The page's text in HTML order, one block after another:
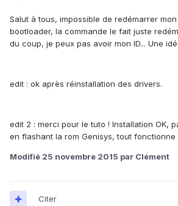
Salut à tous, impossible de redémarrer
bootloader, la commande le fait juste
du coup, je peux pas avoir mon ID... Une
edit : ok après réinstallation des drivers.
edit 2 : merci pour le tuto ! Installation OK,
en flashant la rom Genisys, tout fonctionne
Modifié 25 novembre 2015 par Clément
Citer